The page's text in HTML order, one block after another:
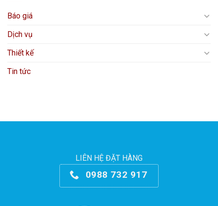
Báo giá
Dịch vụ
Thiết kế
Tin tức
LIÊN HỆ ĐẶT HÀNG
0988 732 917